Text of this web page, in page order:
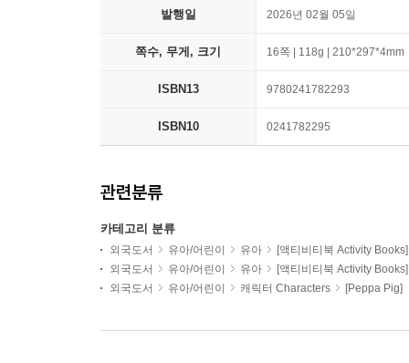
발행일 2026년 02월 05일
쪽수, 무게, 크기 16쪽 | 118g | 210*297*4mm
ISBN13 9780241782293
ISBN10 0241782295
관련분류
카테고리 분류
외국도서 유아/어린이 유아
[액티비티북 Activity Books]
외국도서
유아/어린이 유아
[액티비티북 Activity Books]
외국도서
유아/어린이 캐릭터 Characters [Peppa Pig]